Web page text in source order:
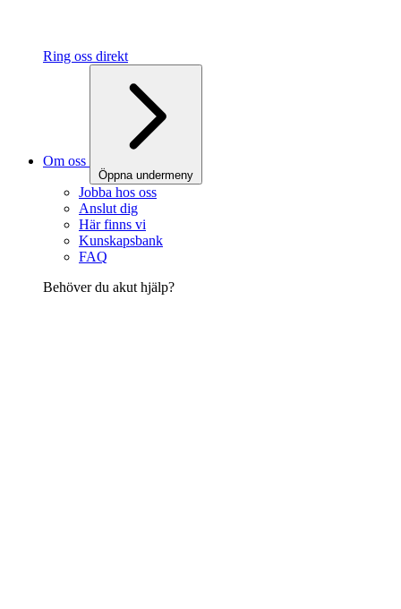
Ring oss direkt
Om oss
Öppna undermeny
Jobba hos oss
Anslut dig
Här finns vi
Kunskapsbank
FAQ
Behöver du akut hjälp?